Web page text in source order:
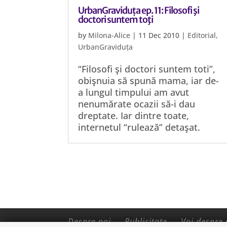
UrbanGraviduța ep. 11: Filosofi şi
doctori suntem toţi
by Milona-Alice | 11 Dec 2010 | Editorial,
UrbanGraviduța
“Filosofi şi doctori suntem toti”,
obişnuia să spună mama, iar de-
a lungul timpului am avut
nenumărate ocazii să-i dau
dreptate. Iar dintre toate,
internetul “rulează” detaşat.
Despre noi Publicitate Voi despre